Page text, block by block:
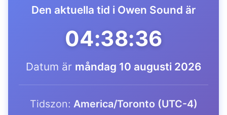
Den aktuella tid i Owen Sound är
04:38:36
Datum är måndag 10 augusti 2026
Tidszon: America/Toronto (UTC-4)